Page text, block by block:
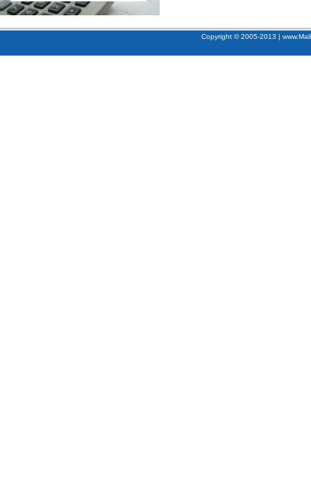
Copyright © 2005-2013 |